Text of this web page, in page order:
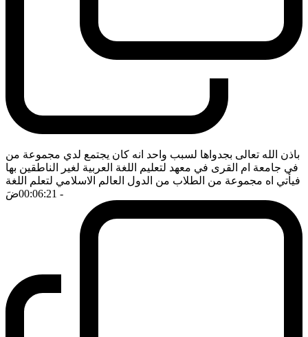
باذن الله تعالى بجدواها لسبب واحد انه كان يجتمع لدي مجموعة من
في جامعة ام القرى في معهد لتعليم اللغة العربية لغير الناطقين بها
فيأتي اه مجموعة من الطلاب من الدول العالم الاسلامي لتعلم اللغة
- 00:06:21
ضَ